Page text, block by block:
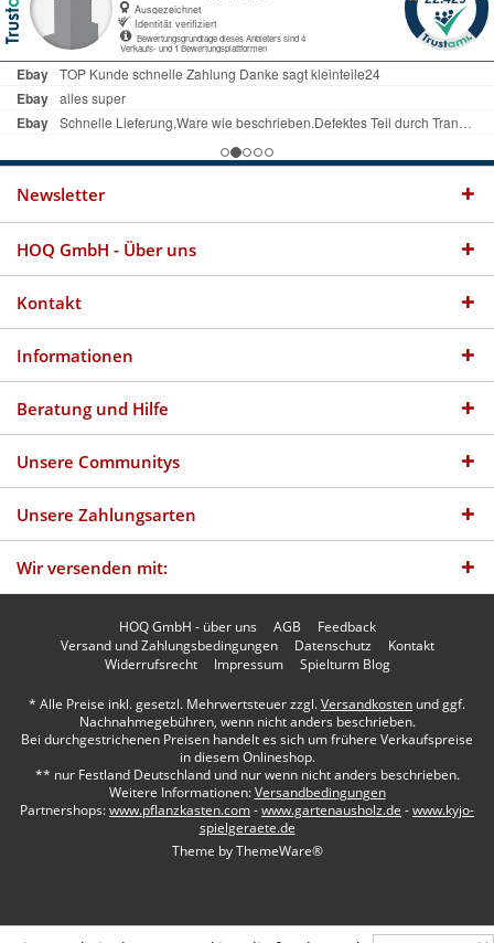
Newsletter
HOQ GmbH - Über uns
Kontakt
Informationen
Beratung und Hilfe
Unsere Communitys
Unsere Zahlungsarten
Wir versenden mit:
HOQ GmbH - über uns AGB
Feedback
Versand und Zahlungsbedingungen
Datenschutz
Kontakt
Widerrufsrecht
Impressum Spielturm Blog
* Alle Preise inkl. gesetzl. Mehrwertsteuer zzgl.Versandkosten und ggf.
Nachnahmegebühren, wenn nicht anders beschrieben.
Bei durchgestrichenen Preisen handelt es sich um frühere Verkaufspreise
in diesem Onlineshop.
** nur Festland Deutschland und nur wenn nicht anders beschrieben.
Weitere Informationen:Versandbedingungen
Partnershops:www.pflanzkasten.com-www.gartenausholz.de -www.kyjo-
spielgeraete.de
Theme byThemeWare®